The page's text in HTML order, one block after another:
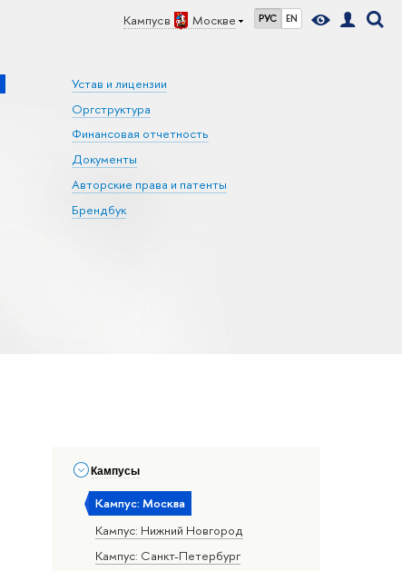
Кампус в Москве РУС EN
Устав и лицензии
Оргструктура
Финансовая отчетность
Документы
Авторские права и патенты
Брендбук
Кампусы
Кампус: Москва
Кампус: Нижний Новгород
Кампус: Санкт-Петербург